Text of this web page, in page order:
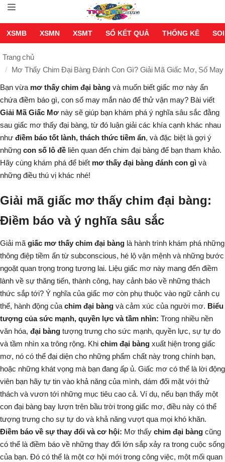
XSMB XSMN XSMT SỔ KẾT QUẢ THỐNG KÊ
Trang chủ
Mơ Thấy Chim Đại Bàng Đánh Con Gì? Giải Mã Giấc Mơ, Số May
Bạn vừa mơ thấy chim đại bàng và muốn biết giấc mơ này ẩn
chứa điềm báo gì, con số may mắn nào để thử vận may? Bài viết
Giải Mã Giấc Mơ này sẽ giúp bạn khám phá ý nghĩa sâu sắc đằng
sau giấc mơ thấy đại bàng, từ đó luận giải các khía cạnh khác nhau
như điềm báo tốt lành, thách thức tiềm ẩn, và đặc biệt là gợi ý
những con số lô đề liên quan đến chim đại bàng để bạn tham khảo.
Hãy cùng khám phá để biết mơ thấy đại bàng đánh con gì và
những điều thú vị khác nhé!
Giải mã giấc mơ thấy chim đại bàng:
Điềm báo và ý nghĩa sâu sắc
Giải mã giấc mơ thấy chim đại bàng là hành trình khám phá những
thông điệp tiềm ẩn từ subconscious, hé lộ vận mệnh và những bước
ngoặt quan trọng trong tương lai. Liệu giấc mơ này mang đến điềm
lành về sự thăng tiến, thành công, hay cảnh báo về những thách
thức sắp tới? Ý nghĩa của giấc mơ còn phụ thuộc vào ngữ cảnh cụ
thể, hành động của chim đại bàng và cảm xúc của người mơ. Biểu
tượng của sức mạnh, quyền lực và tầm nhìn: Trong nhiều nền
văn hóa, đại bàng tượng trưng cho sức mạnh, quyền lực, sự tự do
và tầm nhìn xa trông rộng. Khi chim đại bàng xuất hiện trong giấc
mơ, nó có thể đại diện cho những phẩm chất này trong chính bạn,
hoặc những khát vọng mà bạn đang ấp ủ. Giấc mơ có thể là lời động
viên bạn hãy tự tin vào khả năng của mình, dám đối mặt với thử
thách và vươn tới những mục tiêu cao cả. Ví dụ, nếu bạn thấy một
con đại bàng bay lượn trên bầu trời trong giấc mơ, điều này có thể
tượng trưng cho sự tự do và khả năng vượt qua mọi khó khăn.
Điềm báo về sự thay đổi và cơ hội: Mơ thấy chim đại bàng cũng
có thể là điềm báo về những thay đổi lớn sắp xảy ra trong cuộc sống
của bạn. Đó có thể là một cơ hội mới trong công việc, một mối quan